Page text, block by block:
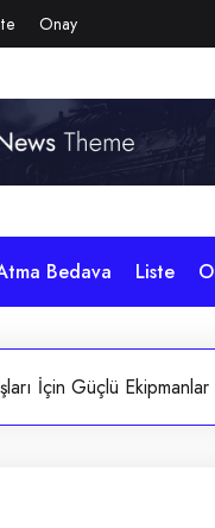
Onay
Bedava Liste
İçin Güçlü Ekipmanlar